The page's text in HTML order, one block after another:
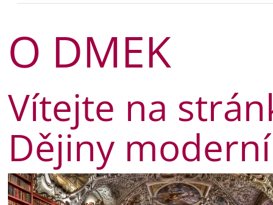
O DMEK
Vítejte na
Dějiny